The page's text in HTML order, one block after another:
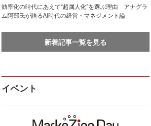
効率化の時代にあえて“超属人化”を選ぶ理由 アナグラ
ム阿部氏が語るAI時代の経営・マネジメント論
新着記事一覧を見る
イベント